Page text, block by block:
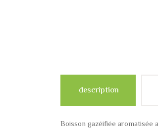
description
Boisson gazéifiée aromatisée